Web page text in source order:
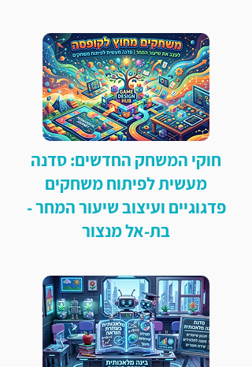
חוקי המשחק החדשים: סדנה
מעשית לפיתוח משחקים
פדגוגיים ועיצוב שיעור המחר -
בת-אל מנצור